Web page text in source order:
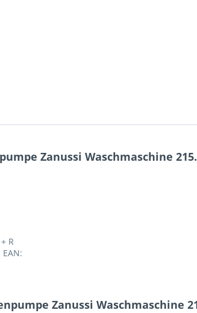
Zanussi Waschmaschine
R
EAN:
Zanussi Waschmaschine